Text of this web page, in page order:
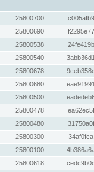
25800700
25800690
25800538
25800540
25800678
25800680
25800500
25800478
25800480
25800300
25800100
25800618